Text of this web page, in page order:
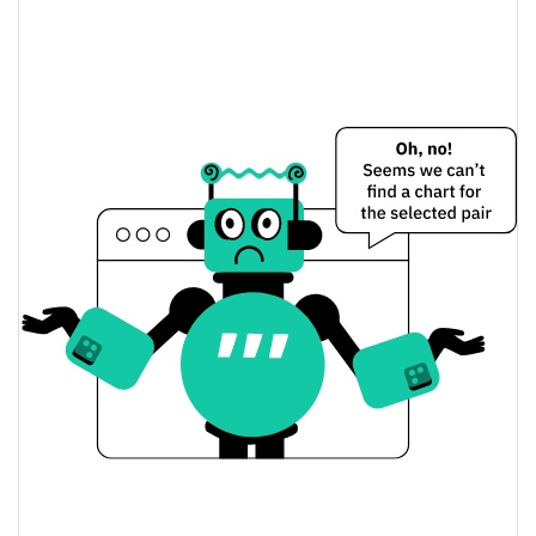
$0.00019310253
Abertura / Fecho de
$0.00019108685 /
$0.00019310253
A mudança de ontem
Volume de ontem $25,523.417
Histórico do preço do Cardstack